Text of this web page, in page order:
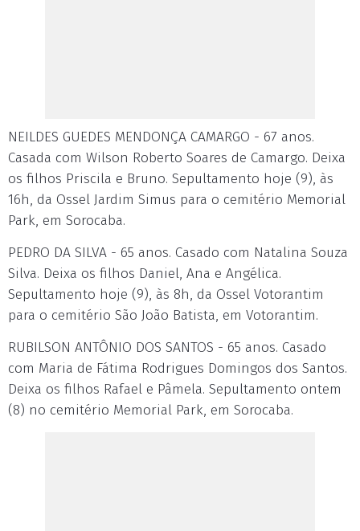
NEILDES GUEDES MENDONÇA CAMARGO - 67 anos.
Casada com Wilson Roberto Soares de Camargo. Deixa
os filhos Priscila e Bruno. Sepultamento hoje (9), às
16h, da Ossel Jardim Simus para o cemitério Memorial
Park, em Sorocaba.
PEDRO DA SILVA - 65 anos. Casado com Natalina Souza
Silva. Deixa os filhos Daniel, Ana e Angélica.
Sepultamento hoje (9), às 8h, da Ossel Votorantim
para o cemitério São João Batista, em Votorantim.
RUBILSON ANTÔNIO DOS SANTOS - 65 anos. Casado
com Maria de Fátima Rodrigues Domingos dos Santos.
Deixa os filhos Rafael e Pâmela. Sepultamento ontem
(8) no cemitério Memorial Park, em Sorocaba.